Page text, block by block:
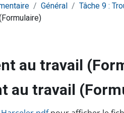
Général
Tâche 9 :
au travail
au travail